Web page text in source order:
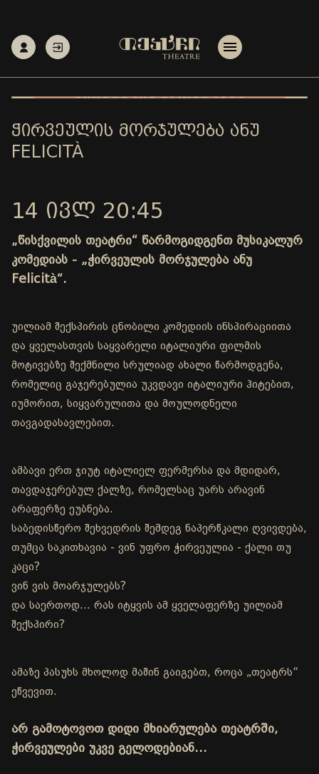
ᲭᲘᲠᲕᲔᲣᲚᲘᲡ ᲛᲝᲠᲯᲣᲚᲔᲑᲐ ᲐᲜᲣ
FELICITÀ
14 ᲘᲕᲚ 20:45
„წისქვილის თეატრი“ წარმოგიდგენთ მუსიკალურ
კომედიას - „ჭირვეულის მორჯულება ანუ
Felicità“.
უილიამ შექსპირის ცნობილი კომედიის ინსპირაციითა
და ყველასთვის საყვარელი იტალიური ფილმის
მოტივებზე შექმნილი სრულიად ახალი წარმოდგენა,
რომელიც გაჯერებულია უკვდავი იტალიური ჰიტებით,
იუმორით, სიყვარულითა და მოულოდნელი
თავგადასავლებით.
ამბავი ერთ ჯიუტ იტალიელ ფერმერსა და მდიდარ,
თავდაჯერებულ ქალზე, რომელსაც უარს არავინ
არაფერზე ეუბნება.
საბედისწერო შეხვედრის შემდეგ ნაპერწკალი ღვივდება,
თუმცა საკითხავია - ვინ უფრო ჭირვეულია - ქალი თუ
კაცი?
ვინ ვის მოარჯულებს?
და საერთოდ… რას იტყვის ამ ყველაფერზე უილიამ
შექსპირი?
ამაზე პასუხს მხოლოდ მაშინ გაიგებთ, როცა „თეატრს“
ეწვევით.
არ გამოტოვოთ დიდი მხიარულება თეატრში,
ჭირვეულები უკვე გელოდებიან…